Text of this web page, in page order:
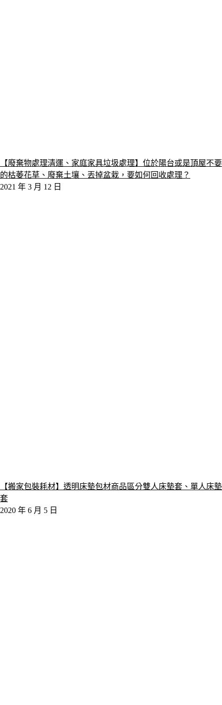
【廢棄物處理清運、家庭家具垃圾處理】位於陽台或是頂屋不要
的枯萎花草、廢棄土壤、丟掉盆栽，要如何回收處理？
2021 年 3 月 12 日
【搬家包裝耗材】透明床墊包材商品區分雙人床墊套、單人床墊
套
2020 年 6 月 5 日